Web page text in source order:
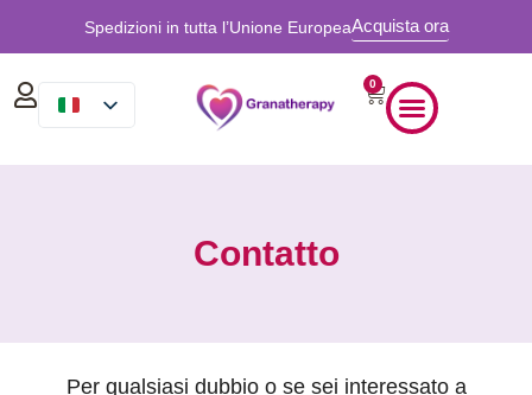
Spedizioni in tutta l’Unione EuropeaAcquista ora
0
Contatto
Per qualsiasi dubbio o se sei interessato a